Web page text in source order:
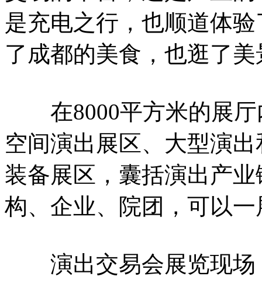
是充电之行，也顺道体
了成都的美食，也逛了美
在8000平方米的展厅
空间演出展区、大型演
装备展区，囊括演出产
构、企业、院团，可以
演出交易会展览现场